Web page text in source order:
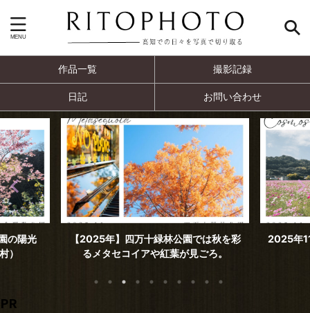
作品一覧 撮影記録
日記 お問い合わせ
秋を彩
ろ。
2025年11月撮影 見頃を迎えた高須のコ
スモス（高知市）
2025年
PR